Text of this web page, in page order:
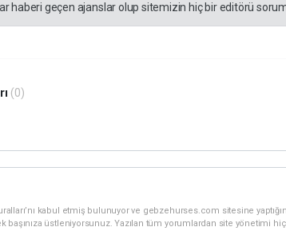
haberi geçen ajanslar olup sitemizin hiç bir editörü
(0)
kabul etmiş bulunuyor ve gebzehurses.com sitesine
başınıza üstleniyorsunuz. Yazılan tüm yorumlardan site yönetimi